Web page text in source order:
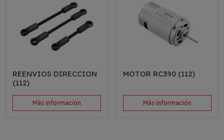
REENVIOS DIRECCION
(112)
Más información
MOTOR RC390 (112)
Más información